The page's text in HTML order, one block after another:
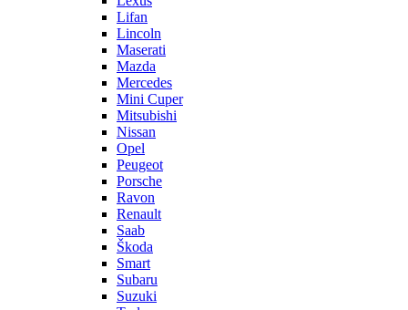
Lifan
Lincoln
Maserati
Mazda
Mercedes
Mini Cuper
Mitsubishi
Nissan
Opel
Peugeot
Porsche
Ravon
Renault
Saab
Škoda
Smart
Subaru
Suzuki